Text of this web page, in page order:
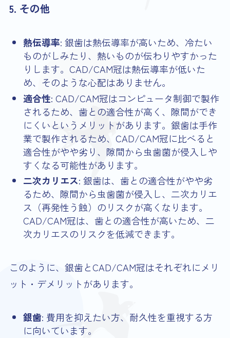
5. その他
熱伝導率: 銀歯は熱伝導率が高いため、冷たい
ものがしみたり、熱いものが伝わりやすかった
りします。CAD/CAM冠は熱伝導率が低いた
め、そのような心配はありません。
適合性: CAD/CAM冠はコンピュータ制御で製作
されるため、歯との適合性が高く、隙間ができ
にくいというメリットがあります。銀歯は手作
業で製作されるため、CAD/CAM冠に比べると
適合性がやや劣り、隙間から虫歯菌が侵入しや
すくなる可能性があります。
二次カリエス: 銀歯は、歯との適合性がやや劣
るため、隙間から虫歯菌が侵入し、二次カリエ
ス（再発性う蝕）のリスクが高くなります。
CAD/CAM冠は、歯との適合性が高いため、二
次カリエスのリスクを低減できます。
このように、銀歯とCAD/CAM冠はそれぞれにメリ
ット・デメリットがあります。
銀歯: 費用を抑えたい方、耐久性を重視する方
に向いています。